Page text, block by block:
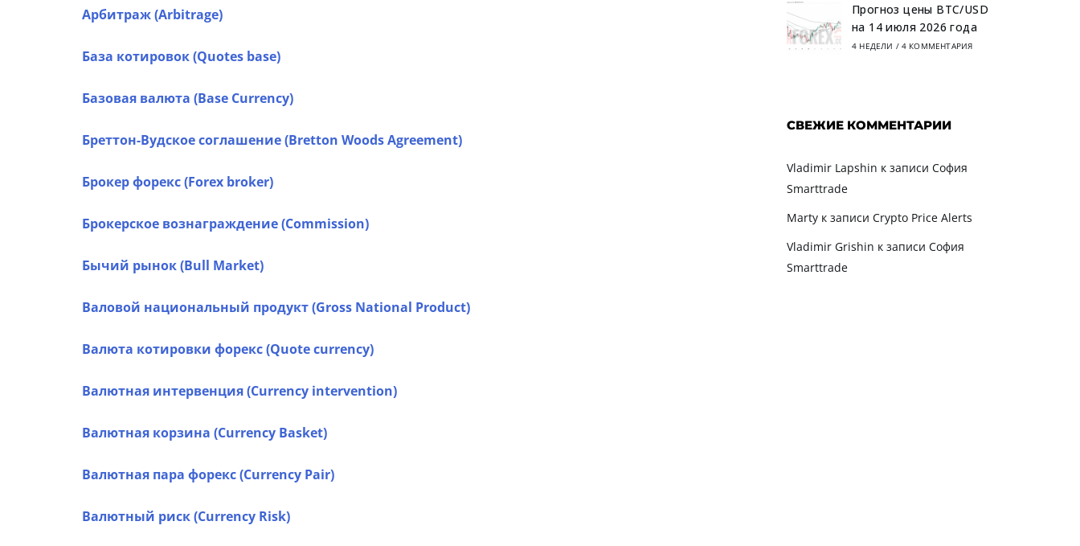
Арбитраж (Arbitrage)
База котировок (Quotes base)
Базовая валюта (Base Currency)
Бреттон-Вудское соглашение (Bretton Woods Agreement)
Брокер форекс (Forex broker)
Брокерское вознаграждение (Commission)
Бычий рынок (Bull Market)
Валовой национальный продукт (Gross National Product)
Валюта котировки форекс (Quote currency)
Валютная интервенция (Currency intervention)
Валютная корзина (Currency Basket)
Валютная пара форекс (Currency Pair)
Валютный риск (Currency Risk)
Прогноз цены BTC/USD
на 14 июля 2026 года
4 НЕДЕЛИ / 4 КОММЕНТАРИЯ
СВЕЖИЕ КОММЕНТАРИИ
Vladimir Lapshin к записи София
Smarttrade
Martyк записи Crypto Price Alerts
Vladimir Grishin к записи София
Smarttrade